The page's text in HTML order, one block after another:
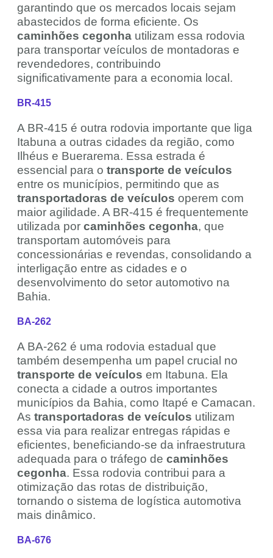
garantindo que os mercados locais sejam
abastecidos de forma eficiente. Os
caminhões cegonha utilizam essa rodovia
para transportar veículos de montadoras e
revendedores, contribuindo
significativamente para a economia local.
BR-415
A BR-415 é outra rodovia importante que liga
Itabuna a outras cidades da região, como
Ilhéus e Buerarema. Essa estrada é
essencial para o transporte de veículos
entre os municípios, permitindo que as
transportadoras de veículos operem com
maior agilidade. A BR-415 é frequentemente
utilizada por caminhões cegonha, que
transportam automóveis para
concessionárias e revendas, consolidando a
interligação entre as cidades e o
desenvolvimento do setor automotivo na
Bahia.
BA-262
A BA-262 é uma rodovia estadual que
também desempenha um papel crucial no
transporte de veículos em Itabuna. Ela
conecta a cidade a outros importantes
municípios da Bahia, como Itapé e Camacan.
As transportadoras de veículos utilizam
essa via para realizar entregas rápidas e
eficientes, beneficiando-se da infraestrutura
adequada para o tráfego de caminhões
cegonha. Essa rodovia contribui para a
otimização das rotas de distribuição,
tornando o sistema de logística automotiva
mais dinâmico.
BA-676